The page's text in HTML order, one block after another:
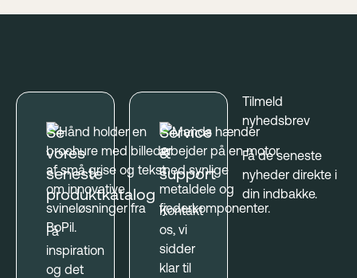
Se
vores
seneste
produktkatalog
Få
inspiration
og det
Service
&
support
Kontakt
os, vi
sidder
klar til
Tilmeld
nyhedsbrev
Få de seneste
nyheder direkte i
din indbakke.